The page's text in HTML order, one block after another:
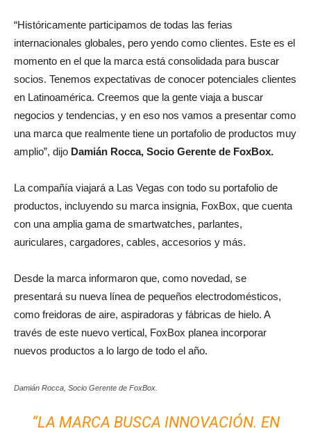
“Históricamente participamos de todas las ferias
internacionales globales, pero yendo como clientes. Este es el
momento en el que la marca está consolidada para buscar
socios. Tenemos expectativas de conocer potenciales clientes
en Latinoamérica. Creemos que la gente viaja a buscar
negocios y tendencias, y en eso nos vamos a presentar como
una marca que realmente tiene un portafolio de productos muy
amplio”, dijo Damián Rocca, Socio Gerente de FoxBox.
La compañía viajará a Las Vegas con todo su portafolio de
productos, incluyendo su marca insignia, FoxBox, que cuenta
con una amplia gama de smartwatches, parlantes,
auriculares, cargadores, cables, accesorios y más.
Desde la marca informaron que, como novedad, se
presentará su nueva línea de pequeños electrodomésticos,
como freidoras de aire, aspiradoras y fábricas de hielo. A
través de este nuevo vertical, FoxBox planea incorporar
nuevos productos a lo largo de todo el año.
Damián Rocca, Socio Gerente de FoxBox.
“LA MARCA BUSCA INNOVACIÓN. EN